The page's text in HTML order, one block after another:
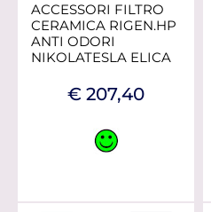
ACCESSORI FILTRO
CERAMICA RIGEN.HP
ANTI ODORI
NIKOLATESLA ELICA
€ 207,40